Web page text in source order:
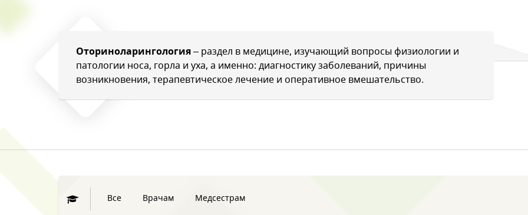
Оториноларингология– раздел в медицине, изучающий вопросы физиологии и
патологии носа, горла и уха, а именно: диагностику заболеваний, причины
возникновения, терапевтическое лечение и оперативное вмешательство.
Все Врачам Медсестрам